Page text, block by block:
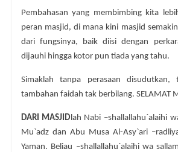
Pembahasan yang membimbing kita
peran masjid, di mana kini masjid
dari fungsinya, baik diisi dengan
dijauhi hingga kotor pun tiada yang tahu.
Simaklah tanpa perasaan disudutkan,
tambahan faidah tak berbilang. SELAMAT
DARI MASJID lah Nabi –shallallahu`alaihi
Mu`adz dan Abu Musa Al-Asy`ari
Yaman. Beliau –shallallahu`alaihi wa